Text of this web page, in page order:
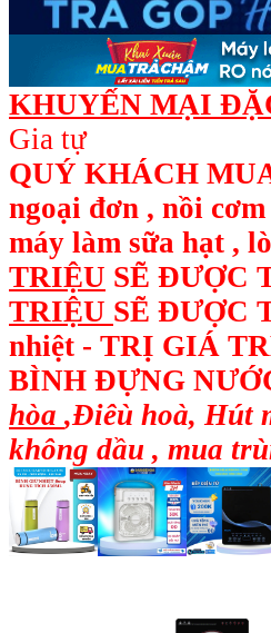
KHUYẾN MẠI
Gia tự
QUÝ KHÁCH
ngoại đơn , nồi
máy làm sữa hạt ,
TRIỆU SẼ ĐƯỢC
TRIỆU SẼ ĐƯỢC
nhiệt - TRỊ GIÁ
BÌNH ĐỰNG
hòa ,Điêù hoà, Hút
không dầu , mua